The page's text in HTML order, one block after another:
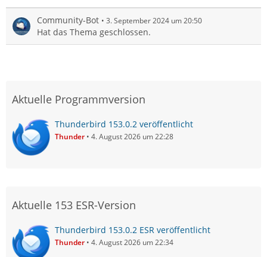
Community-Bot 3. September 2024 um 20:50
Hat das Thema geschlossen.
Aktuelle Programmversion
Thunderbird 153.0.2 veröffentlicht
Thunder 4. August 2026 um 22:28
Aktuelle 153 ESR-Version
Thunderbird 153.0.2 ESR veröffentlicht
Thunder 4. August 2026 um 22:34